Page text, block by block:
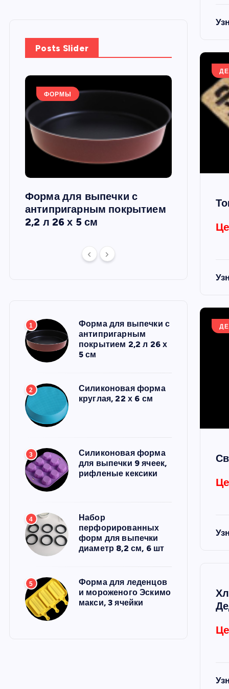
Posts Slider
ФОРМЫ
Форма для выпечки с
антипригарным покрытием
2,2 л 26 х 5 см
ФОРМЫ
круглая,
1
Форма для выпечки с
антипригарным
покрытием 2,2 л 26 х
5 см
2
Силиконовая форма
круглая, 22 х 6 см
3
Силиконовая форма
для выпечки 9 ячеек,
рифленые кексики
4
Набор
перфорированных
форм для выпечки
диаметр 8,2 см, 6 шт
5
Форма для леденцов
и мороженого Эскимо
макси, 3 ячейки